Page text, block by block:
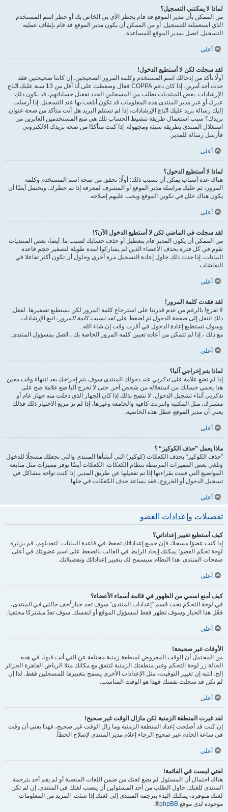
لماذا لا يمكنني التسجيل؟
من الممكن بأن مدير الموقع قد قام بحظر الآي بي الخاص بك أو حظر اسم المستخدم
الذي استعملته للتسجيل. أو من الممكن أن يكون مدير الموقع قد قام بإيقاف عمليه
التسجيل. اتصل بمدير الموقع للمساعدة.
أعلى
لقد سجلت لكن لا أستطيع الدخول!
أولًا تأكد من إدخالك اسم المستخدم وكلمة المرور الصحيحين. إن كانتا صحيحتين فقد
حدث أحد أمرين. إذا كان دعم COPPA فعال وضغطت على أنا أقل من 13 سنة عليك اتّباع
الإرشادات. بعض المنتديات تطلب من المسجلين الجدد تفعيل حساباتهم، قد يكون ذلك
عبرك أو عبر مدير المنتدى هذه المعلومات قد تكون أبلغت بها عند التسجيل. إذا أرسلت
إليك رسالة بريد عليك اتّباع الإرشادات، إذا لم تستلم البريد هل أنت متأكد من صحة عنوان
بريدك؟ سبب استعمال طريقة تنشيط الحساب تلك هي منع المستخدمين العابرين من
استغلال المنتدى بطريقة سيئة ومجهولة. إذا كنت متأكدًا من صحة بريدك الالكتروني
فأرسل رسالة للمدير.
أعلى
لماذا لا أستطيع الدخول؟
هناك عدة أسباب يمكن أن تسبب ذلك: أولًا: تحقق من صحة اسم المستخدم وكلمة
المرور، ثم عليك مراسلة مدير الموقع أو المشرف لمعرفة إذا تم حظرك. ويحتمل أيضًا أن
يكون هناك خلل في تكوين الموقع ويجب عليهم إصلاحه.
أعلى
لقد سجلت في الماضي لكن لا أستطيع الدخول الآن؟!
من الممكن أن يكون المدير قام بتعطيل أو حذف حسابك لسبب ما. أيضا، بعض المنتديات
تقوم في كل فترة بحذف الأعضاء الذين لم يشاركوا لمدة طويلة لتصغير حجم قاعدة
البيانات، إذا حدث ذلك حاول إعادة التسجيل مرة أخرى وحاول أن تكون أكثر تفاعلا في
النقاشات.
أعلى
لقد فقدت كلمة المرور!
لا تفزع! بالرغم من عدم قدرتنا على استرجاع كلمة المرور لكن نستطيع تصفيرها. لفعل
ذلك انتقل إلى صفحة الدخول ثم اضغط علىلقد نسيت كلمة المرور ، اتبع الإرشادات
وسوف تستطيع إعادة الدخول في أقرب وقت إن شاء الله..
مع ذلك ، إذا لم تتمكن من أعاده تعيين كلمه المرور الخاصة بك ، اتصل بمسؤول المنتدى.
أعلى
لماذا يتم إخراجي آليا؟
إذا لم تضع علامة علىتذكرني عند دخولك المنتدى سوف يتم إخراجك بعد انتهاء وقت معين.
هذا يحمي حسابك من استغلاله من شخص آخر. حتى لا تخرج آليا ضع علامة صح على
تذكرني أثناء تسجيل الدخول، لا ننصح بذلك إذا كان الجهاز الذي دخلت منه جهاز عام أو
مشترك، مثل المكتبة وانترنت كافيه والجامعة وغيرها، إذا لم تر مربع الاختيار ذلك فذلك
يعني أن مدير الموقع عطل هذه الخاصية.
أعلى
ماذا يعمل ”حذف الكوكيز“ ؟
”حذف الكوكيز“ يحذف الكعكات (كوكيز) التي أنشأها المنتدى والتي تجعلك مسجلًا للدخول
وتلغي بعض المميزات المرتبطة بنظام الكعكات. الكعكات أيضًا توفر مميزات مثل متابعة
المواضيع التي قمت بقراءتها إذا تم تفعيلها عن طريق المدير. إذا كنت تواجه مشاكل في
تسجيل الدخول أو الخروج، فقد يساعد حذف الكعكات في حلها.
أعلى
تفضيلات وإعدادات العضو
كيف أستطيع تغيير إعداداتي؟
إذا كنت عضوًا مسجلًا، فإن جميع إعداداتك تحفظ في قاعدة البيانات. لتعديلهم، قم بزيارة
لوحة تحكم العضو؛ يمكنك إيجاد الرابط في الغالب بالضغط على اسم عضويتك في أعلى
صفحات المنتدى. هذا النظام سيسمح لك بتغيير إعداداتك وتفضيلاتك.
أعلى
كيف أمنع اسمي من الظهور في قائمة أسماء الأعضاء؟
في لوحة التحكم تحت قسم ”إعدادات المنتدى“ سوف تجد خيارأخف حالتي في المنتدى،
فعَّل هذا الخيار وسوف تظهر فقط لمسؤول الموقع أو لنفسك. سوف تعدّ مشتركا مختفيا.
أعلى
الأوقات غير صحيحة!
من المحتمل أن الوقت المعروض لمنطقة زمنية مختلفة عن التي أنت فيها، في هذه
الحالة زر لوحة التحكم وغير منطقتك الزمنية لتتفق مع مكانك مثلا الرياض القاهرة الجزائر
إلخ. انتبه إن تغيير التوقيت، مثل الإعدادات الأخرى يسمح بتغييرها للمسجلين فقط. لذا إن
لم تكن قد سجلت نفسك فهذا هو الوقت المناسب.
أعلى
لقد غيرت المنطقة الزمنية لكن مازال الوقت غير صحيح!
إن كنت قد أصلحت إعداد المنطقة الزمنية وما زال الوقت غير صحيح، فهذا يعني أن وقت
في ساعة الخادم غير صحيح الرجاء إعلام مدير المنتدى لإصلاح الخطأ.
أعلى
لغتي ليست في القائمة!
هناك احتمال أن المسئول لم يضع لغتك من ضمن اللغات المنصبة أو لم يقم أحد بترجمة
المنتدى للغتك. حاول الطلب من أحد المسئولين أن ينصب لغتك في المنتدى. إن لم تكن
لغتك متوفرة، يمكنك البدء بترجمة المنتدى إلى لغتك إذا شئت. المزيد من المعلومات
موجودة لدى موقع phpBB
®.